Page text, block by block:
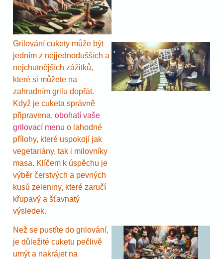
Grilování cukety může být
jedním z nejjednodušších a
nejchutnějších zážitků,
které si můžete na
zahradním grilu dopřát.
Když je cuketa správně
připravena, obohatí vaše
grilovací menu o lahodné
přílohy, které uspokojí jak
vegetariány, tak i milovníky
masa. Klíčem k úspěchu je
výběr čerstvých a pevných
kusů zeleniny, které zaručí
křupavý a šťavnatý
výsledek.
Než se pustíte do grilování,
je důležité cuketu pečlivě
umýt a nakrájet na